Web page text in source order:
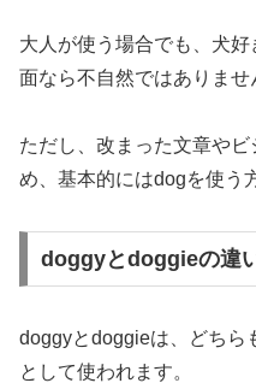
大人が使う場合でも、犬
面なら不自然ではありませ
ただし、改まった文章や
め、基本的にはdogを使う
doggyとdoggieの違
doggyとdoggieは、どちら
として使われます。